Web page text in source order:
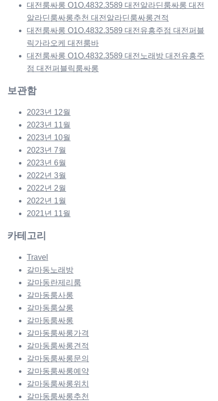
대전룸싸롱 O1O.4832.3589 대전알라딘룸싸롱 대전
알라딘룸싸롱추천 대전알라딘룸싸롱견적
대전룸싸롱 O1O.4832.3589 대전유흥주점 대전퍼블
릭가라오케 대전룸바
대전룸싸롱 O1O.4832.3589 대전노래방 대전유흥주
점 대전퍼블릭룸싸롱
보관함
2023년 12월
2023년 11월
2023년 10월
2023년 7월
2023년 6월
2022년 3월
2022년 2월
2022년 1월
2021년 11월
카테고리
Travel
갈마동노래방
갈마동란제리룸
갈마동룸사롱
갈마동룸살롱
갈마동룸싸롱
갈마동룸싸롱가격
갈마동룸싸롱견적
갈마동룸싸롱문의
갈마동룸싸롱예약
갈마동룸싸롱위치
갈마동룸싸롱추천